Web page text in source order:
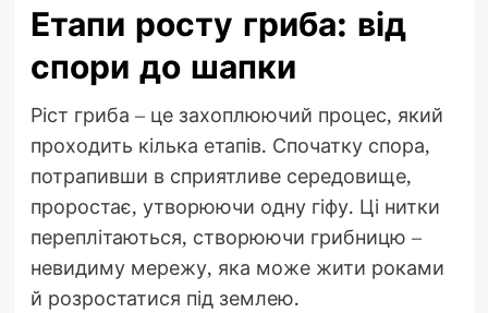
Етапи росту гриба: від
спори до шапки
Ріст гриба – це захоплюючий процес, який
проходить кілька етапів. Спочатку спора,
потрапивши в сприятливе середовище,
проростає, утворюючи одну гіфу. Ці нитки
переплітаються, створюючи грибницю –
невидиму мережу, яка може жити роками
й розростатися під землею.